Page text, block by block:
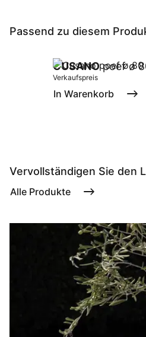
Passend zu diesem
CUSANOpoef ø
Verkaufspreis
In Warenkorb
Vervollständigen Sie den
Alle Produkte